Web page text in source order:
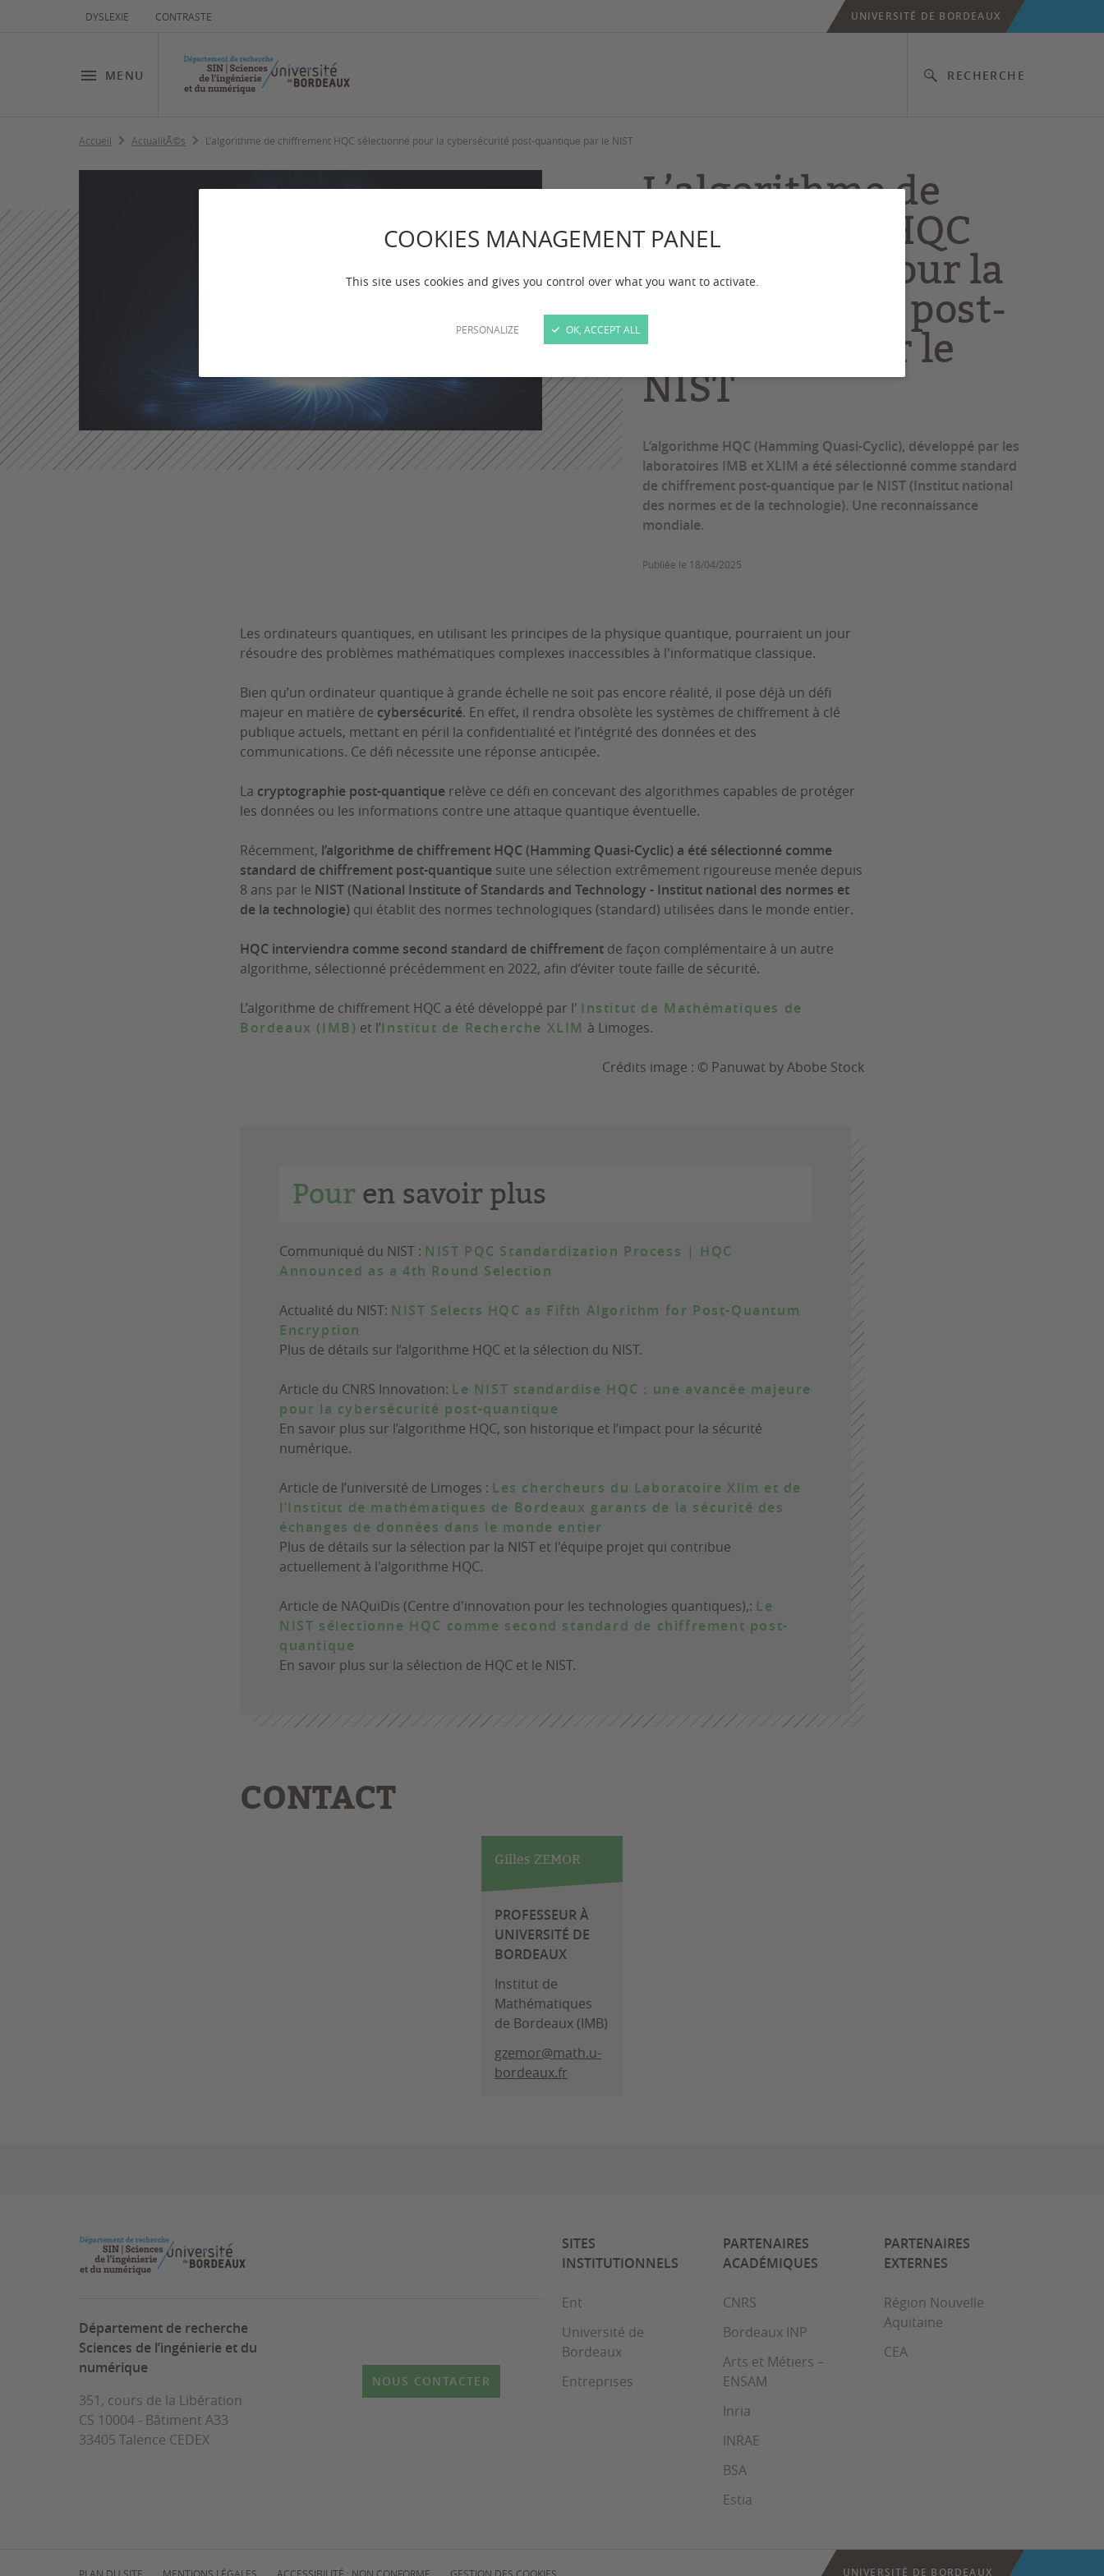
COOKIES MANAGEMENT PANEL
This site uses cookies and gives you control over what you want to activate.
PERSONALIZE OK, ACCEPT ALL
DYSLEXIE CONTRASTE
MENU RECHERCHE
UNIVERSITÉ DE BORDEAUX
Accueil ActualitÃ©s L’algorithme de chiffrement HQC sélectionné pour la cybersécurité post-quantique par le NIST
L’algorithme de
chiffrement HQC
sélectionné pour la
cybersécurité post-
quantique par le
NIST
L’algorithme HQC (Hamming Quasi-Cyclic), développé par les
laboratoires IMB et XLIM a été sélectionné comme standard
de chiffrement post-quantique par le NIST (Institut national
des normes et de la technologie). Une reconnaissance
mondiale.
Publiée le 18/04/2025
Les ordinateurs quantiques, en utilisant les principes de la physique quantique, pourraient un jour
résoudre des problèmes mathématiques complexes inaccessibles à l'informatique classique.
Bien qu’un ordinateur quantique à grande échelle ne soit pas encore réalité, il pose déjà un défi
majeur en matière de cybersécurité. En effet, il rendra obsolète les systèmes de chiffrement à clé
publique actuels, mettant en péril la confidentialité et l’intégrité des données et des
communications. Ce défi nécessite une réponse anticipée.
La cryptographie post-quantique relève ce défi en concevant des algorithmes capables de protéger
les données ou les informations contre une attaque quantique éventuelle.
Récemment, l’algorithme de chiffrement HQC (Hamming Quasi-Cyclic) a été sélectionné comme
standard de chiffrement post-quantique suite une sélection extrêmement rigoureuse menée depuis
8 ans par le NIST (National Institute of Standards and Technology - Institut national des normes et
de la technologie) qui établit des normes technologiques (standard) utilisées dans le monde entier.
HQC interviendra comme second standard de chiffrement de façon complémentaire à un autre
algorithme, sélectionné précédemment en 2022, afin d’éviter toute faille de sécurité.
L’algorithme de chiffrement HQC a été développé par l' Institut de Mathématiques de
Bordeaux (IMB) et l’Institut de Recherche XLIM à Limoges.
Crédits image : © Panuwat by Abobe Stock
Pour en savoir plus
Communiqué du NIST : NIST PQC Standardization Process | HQC
Announced as a 4th Round Selection
Actualité du NIST: NIST Selects HQC as Fifth Algorithm for Post-Quantum
Encryption
Plus de détails sur l’algorithme HQC et la sélection du NIST.
Article du CNRS Innovation: Le NIST standardise HQC : une avancée majeure
pour la cybersécurité post-quantique
En savoir plus sur l’algorithme HQC, son historique et l’impact pour la sécurité
numérique.
Article de l’université de Limoges : Les chercheurs du Laboratoire Xlim et de
l’Institut de mathématiques de Bordeaux garants de la sécurité des
échanges de données dans le monde entier
Plus de détails sur la sélection par la NIST et l'équipe projet qui contribue
actuellement à l'algorithme HQC.
Article de NAQuiDis (Centre d'innovation pour les technologies quantiques),: Le
NIST sélectionne HQC comme second standard de chiffrement post-
quantique
En savoir plus sur la sélection de HQC et le NIST.
CONTACT
Gilles ZEMOR
PROFESSEUR À
UNIVERSITÉ DE
BORDEAUX
Institut de
Mathématiques
de Bordeaux (IMB)
gzemor@math.u-
bordeaux.fr
Département de recherche
Sciences de l’ingénierie et du
numérique
351, cours de la Libération
CS 10004 - Bâtiment A33
33405 Talence CEDEX
NOUS CONTACTER
SITES
INSTITUTIONNELS
Ent
Université de
Bordeaux
Entreprises
PARTENAIRES
ACADÉMIQUES
CNRS
Bordeaux INP
Arts et Métiers –
ENSAM
Inria
INRAE
BSA
Estia
PARTENAIRES
EXTERNES
Région Nouvelle
Aquitaine
CEA
PLAN DU SITE MENTIONS LÉGALES ACCESSIBILITÉ : NON CONFORME GESTION DES COOKIES UNIVERSITÉ DE BORDEAUX